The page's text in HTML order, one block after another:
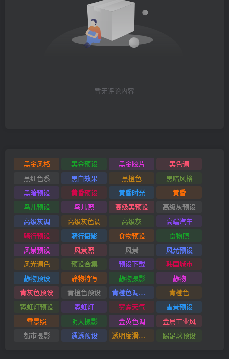
暂无评论内容
黑金风格 黑金预设 黑金胶片
黑色调
黑红色系
黑白效果 黑橙色
黑暗风格
黑暗预设
黄昏预设 黄昏时光
黄昏
鸟儿预设
鸟儿照 高级黑预设
高级灰预设
高级灰调
高级灰色调 高级灰
高端汽车
骑行预设
骑行摄影 食物预设
食物照
风景预设
风景照 风景
风光预设
风光调色
预设合集 预设下载
韩国城市
静物预设
静物特写 静物摄影
静物
青灰色预设
青橙色预设 青橙色调预设
青橙色
霓虹灯预设
霓虹灯 雾霾天气
雪景预设
雪景照
阴天摄影 金黄色调
金属工业风
都市摄影
通透预设 透明度滑块插件 踢足球预设